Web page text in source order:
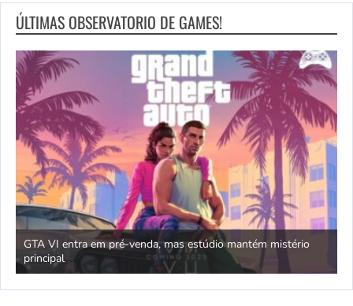
ÚLTIMAS OBSERVATORIO DE GAMES!
GTA VI entra em pré-venda, mas estúdio mantém mistério
principal